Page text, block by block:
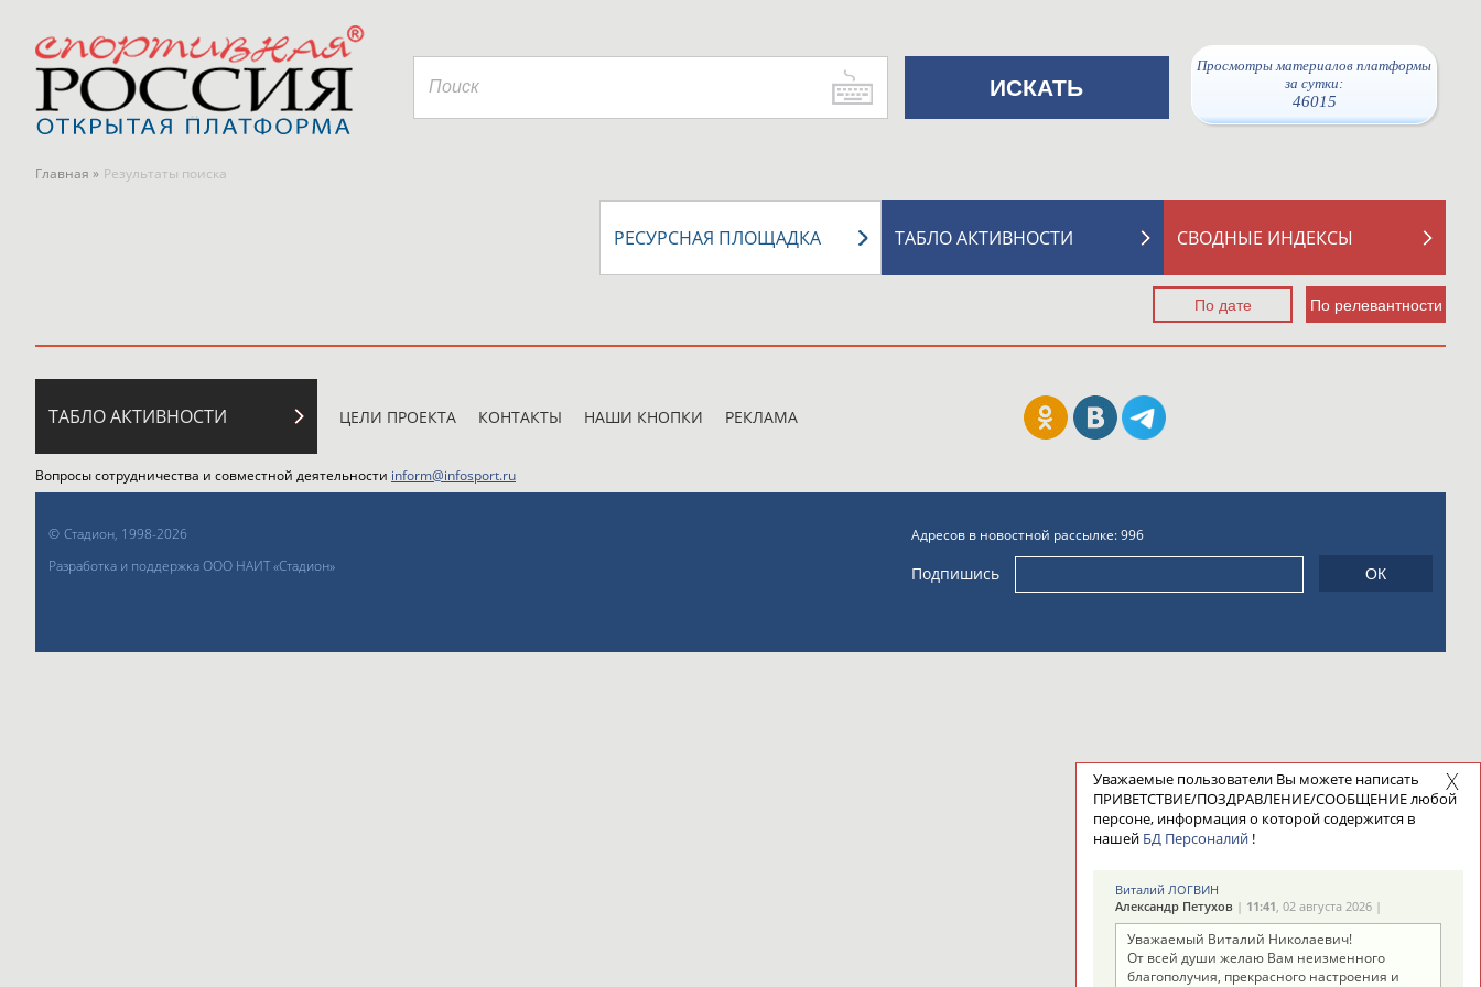
Просмотры материалов платформы
за сутки:
46015
Главная » Результаты поиска
СВОДНЫЕ ИНДЕКСЫ
ТАБЛО АКТИВНОСТИ
РЕСУРСНАЯ ПЛОЩАДКА
ТАБЛО АКТИВНОСТИ ЦЕЛИ ПРОЕКТА КОНТАКТЫ НАШИ КНОПКИ РЕКЛАМА
Вопросы сотрудничества и совместной деятельности inform@infosport.ru
© Стадион, 1998-2026
Разработка и поддержка ООО НАИТ «Стадион»
Адресов в новостной рассылке: 996
Подпишись
Уважаемые пользователи Вы можете написать
ПРИВЕТСТВИЕ/ПОЗДРАВЛЕНИЕ/СООБЩЕНИЕ любой
персоне, информация о которой содержится в
нашей БД Персоналий !
Виталий ЛОГВИН
Александр Петухов | 11:41, 02 августа 2026 |
Уважаемый Виталий Николаевич!
От всей души желаю Вам неизменного
благополучия, прекрасного настроения и